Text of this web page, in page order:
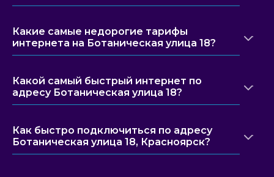
Какие самые недорогие тарифы
интернета на Ботаническая улица 18?
Какой самый быстрый интернет по
адресу Ботаническая улица 18?
Как быстро подключиться по адресу
Ботаническая улица 18, Красноярск?